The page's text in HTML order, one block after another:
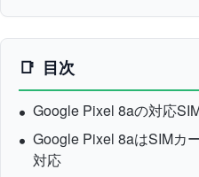
目次
Google Pixel 8aの対応
Google Pixel 8aはSIMカ
対応